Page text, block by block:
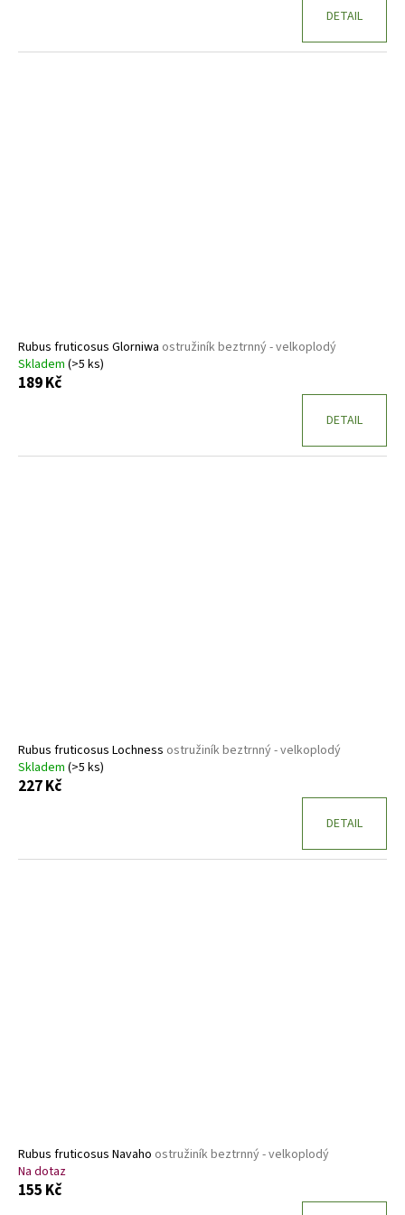
DETAIL
Rubus fruticosus Glorniwa ostružiník beztrnný - velkoplodý
Skladem (>5 ks)
189 Kč
DETAIL
Rubus fruticosus Lochness ostružiník beztrnný - velkoplodý
Skladem (>5 ks)
227 Kč
DETAIL
Rubus fruticosus Navaho ostružiník beztrnný - velkoplodý
Na dotaz
155 Kč